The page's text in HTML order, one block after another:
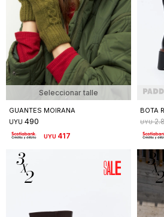
Seleccionar talle
GUANTES MOIRANA
UYU 490
UYU 417
BOTA
UYU